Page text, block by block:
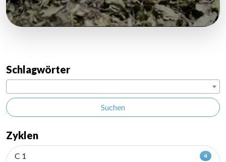
Schlagwörter
Suchen
Zyklen
C 1 4